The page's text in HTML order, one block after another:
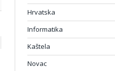
Hrvatska
Informatika
Kaštela
Novac